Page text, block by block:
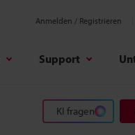
Anmelden / Registrieren
Support
KI fragen